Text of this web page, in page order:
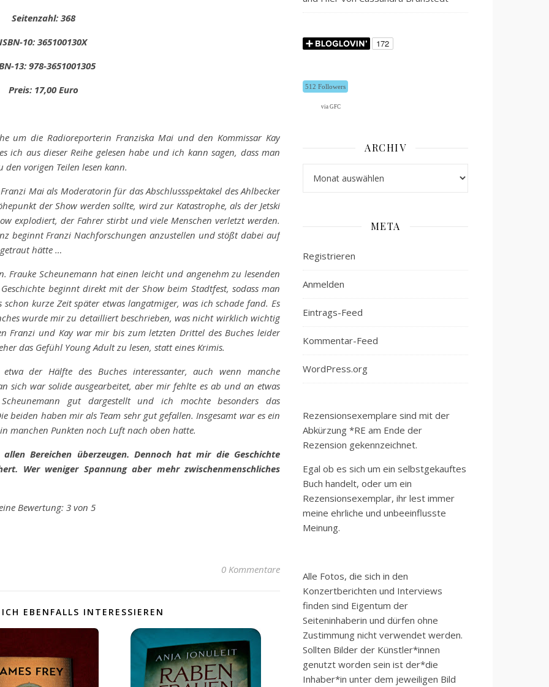
Seitenzahl: 368
ISBN-10: 365100130X
13: ‎978-3651001305
Preis: 17,00 Euro
um die Radioreporterin Franziska Mai und den Kommissar Kay
ich aus dieser Reihe gelesen habe und ich kann sagen, dass man
vorigen Teilen lesen kann.
Mai als Moderatorin für das Abschlussspektakel des Ahlbecker
der Show werden sollte, wird zur Katastrophe, als der Jetski
explodiert, der Fahrer stirbt und viele Menschen verletzt werden.
beginnt Franzi Nachforschungen anzustellen und stößt dabei auf
hätte …
Frauke Scheunemann hat einen leicht und angenehm zu lesenden
beginnt direkt mit der Show beim Stadtfest, sodass man
kurze Zeit später etwas langatmiger, was ich schade fand. Es
wurde mir zu detailliert beschrieben, was nicht wirklich wichtig
Franzi und Kay war mir bis zum letzten Drittel des Buches leider
das Gefühl Young Adult zu lesen, statt eines Krimis.
der Hälfte des Buches interessanter, auch wenn manche
sich war solide ausgearbeitet, aber mir fehlte es ab und an etwas
gut dargestellt und ich mochte besonders das
beiden haben mir als Team sehr gut gefallen. Insgesamt war es ein
manchen Punkten noch Luft nach oben hatte.
Bereichen überzeugen. Dennoch hat mir die Geschichte
Wer weniger Spannung aber mehr zwischenmenschliches
Bewertung: 3 von 5
0 Kommentare
EBENFALLS INTERESSIEREN
512 Followers
via GFC
ARCHIV
META
Registrieren
Anmelden
Eintrags-Feed
Kommentar-Feed
WordPress.org
Rezensionsexemplare sind mit der
Abkürzung *RE am Ende der
Rezension gekennzeichnet.
Egal ob es sich um ein selbstgekauftes
Buch handelt, oder um ein
Rezensionsexemplar, ihr lest immer
meine ehrliche und unbeeinflusste
Meinung.
Alle Fotos, die sich in den
Konzertberichten und Interviews
finden sind Eigentum der
Seiteninhaberin und dürfen ohne
Zustimmung nicht verwendet werden.
Sollten Bilder der Künstler*innen
genutzt worden sein ist der*die
Inhaber*in unter dem jeweiligen Bild